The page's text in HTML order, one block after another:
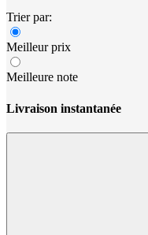
Trier par:
Meilleur prix
Meilleure note
Livraison instantanée